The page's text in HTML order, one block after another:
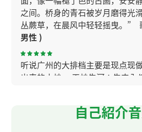
之间。桥身的青石被岁月磨得光
丛蕨草，在晨风中轻轻摇曳。”
男性 )
听说广州的大排档主要是现点现
出来的小炒。 干炒牛河：牛肉入
ャコの塩こしょう揚げ 老珠江和
自己紹介